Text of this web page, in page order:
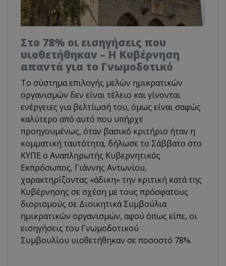
Στο 78% οι εισηγήσεις που
υιοθετήθηκαν – Η Κυβέρνηση
απαντά για το Γνωμοδοτικό
Το σύστημα επιλογής μελών ημικρατικών
οργανισμών δεν είναι τέλειο και γίνονται
ενέργειες για βελτίωσή του, όμως είναι σαφώς
καλύτερο από αυτό που υπήρχε
προηγουμένως, όταν βασικό κριτήριο ήταν η
κομματική ταυτότητα, δήλωσε το Σάββατο στο
ΚΥΠΕ ο Αναπληρωτής Κυβερνητικός
Εκπρόσωπος, Γιάννης Αντωνίου,
χαρακτηρίζοντας «άδικη» την κριτική κατά της
Κυβέρνησης σε σχέση με τους πρόσφατους
διορισμούς σε Διοικητικά Συμβούλια
ημικρατικών οργανισμών, αφού όπως είπε, οι
εισηγήσεις του Γνωμοδοτικού
Συμβουλίου υιοθετήθηκαν σε ποσοστό 78%.